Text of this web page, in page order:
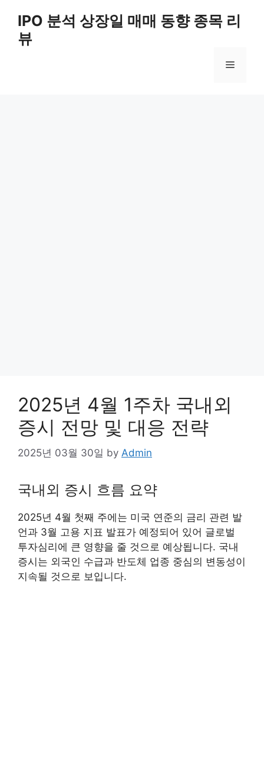
content
IPO 분석 상장일 매매 동향 종목 리
뷰
Menu
2025년 4월 1주차 국내외
증시 전망 및 대응 전략
2025년 03월 30일 by Admin
국내외 증시 흐름 요약
2025년 4월 첫째 주에는 미국 연준의 금리 관련 발
언과 3월 고용 지표 발표가 예정되어 있어 글로벌
투자심리에 큰 영향을 줄 것으로 예상됩니다. 국내
증시는 외국인 수급과 반도체 업종 중심의 변동성이
지속될 것으로 보입니다.